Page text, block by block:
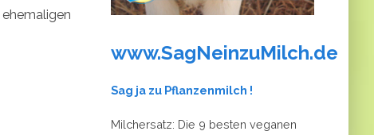
www.SagNeinzuMilch.de
​​​​​​​Sag ja zu Pflanzenmilch !
Milchersatz: Die 9 besten veganen